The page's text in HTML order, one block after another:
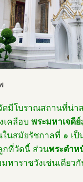
ดมีโบราณสถานที่น่า
เคลือบ พระมหาเจดีย์
ในสมัยรัชกาลที่ ๑ เ
กที่วัดนี้ ส่วนพระตำห
หาราชวังเช่นเดียว